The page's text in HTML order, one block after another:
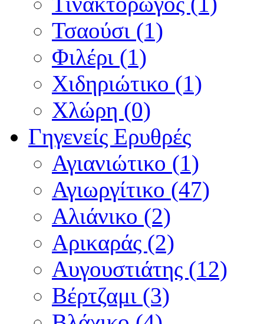
Τσαούσι (1)
Φιλέρι (1)
Χιδηριώτικο (1)
Χλώρη (0)
Γηγενείς Ερυθρές
Αγιανιώτικο (1)
Αγιωργίτικο (47)
Αλιάνικο (2)
Αρικαράς (2)
Αυγουστιάτης (12)
Βέρτζαμι (3)